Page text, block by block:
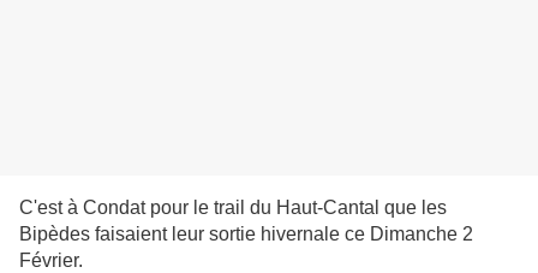
C'est à Condat pour le trail du Haut-Cantal que les
Bipèdes faisaient leur sortie hivernale ce Dimanche 2
Février.